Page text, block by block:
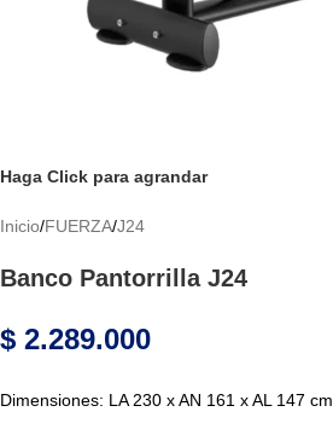
Haga Click para agrandar
Inicio/FUERZA/J24
Banco Pantorrilla J24
$ 2.289.000
Dimensiones: LA 230 x AN 161 x AL 147 cm